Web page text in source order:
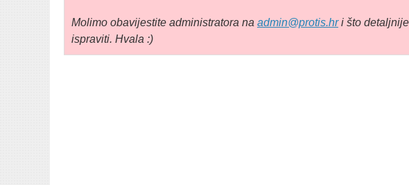
Molimo obavijestite administratora na admin@protis.hri što
ispraviti. Hvala :)